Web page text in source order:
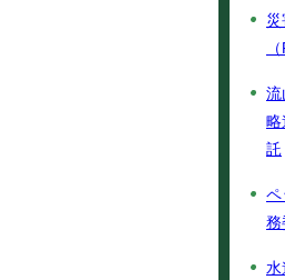
流
略
託
ペ
務
水